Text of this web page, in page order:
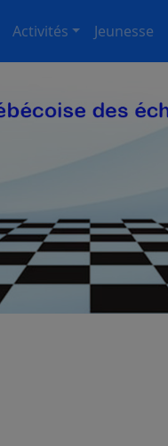
Activités Jeunesse